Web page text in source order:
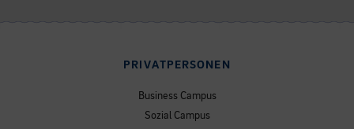
PRIVATPERSONEN
Business Campus
Sozial Campus